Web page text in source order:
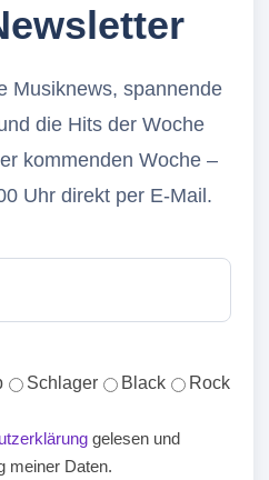
Musiknews, spannende
die Hits der Woche
kommenden Woche –
Uhr direkt per E-Mail.
Schlager Black Rock
gelesen und
meiner Daten.